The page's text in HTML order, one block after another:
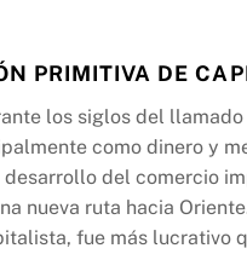
PRIMITIVA DE
los siglos del
como dinero y
del comercio
nueva ruta hacia
fue más lucrativo